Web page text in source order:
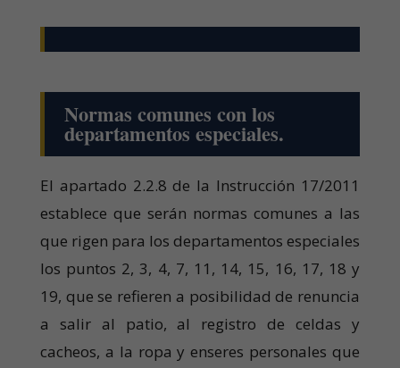
Normas comunes con los
departamentos especiales.
El apartado 2.2.8 de la Instrucción 17/2011
establece que serán normas comunes a las
que rigen para los departamentos especiales
los puntos 2, 3, 4, 7, 11, 14, 15, 16, 17, 18 y
19, que se refieren a posibilidad de renuncia
a salir al patio, al registro de celdas y
cacheos, a la ropa y enseres personales que